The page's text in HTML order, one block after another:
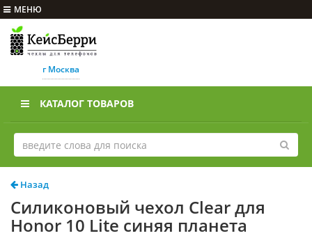
МЕНЮ
г Москва
КАТАЛОГ ТОВАРОВ
Назад
Силиконовый чехол Clear для
Honor 10 Lite синяя планета